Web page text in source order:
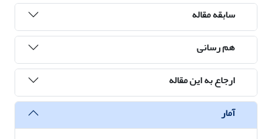
سابقه مقاله
هم رسانی
ارجاع به این مقاله
آمار